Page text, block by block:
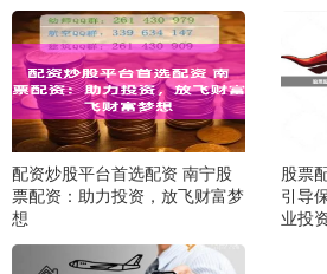
配资炒股平台首选配资 南宁股
票配资：助力投资，放飞财富梦
想
股票
引导
业投